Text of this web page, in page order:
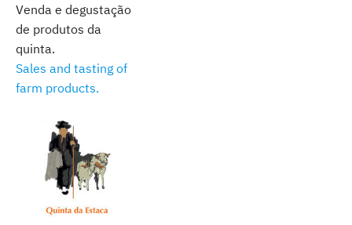
Venda e degustação
de produtos da
quinta.
Sales and tasting of
farm products.